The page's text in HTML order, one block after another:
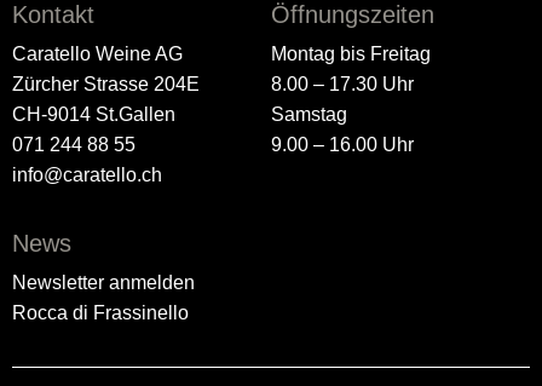
Kontakt
Caratello Weine AG
Zürcher Strasse 204E
CH-9014 St.Gallen
071 244 88 55
info@caratello.ch
Öffnungszeiten
Montag bis Freitag
8.00 – 17.30 Uhr
Samstag
9.00 – 16.00 Uhr
News
Newsletter anmelden
Rocca di Frassinello